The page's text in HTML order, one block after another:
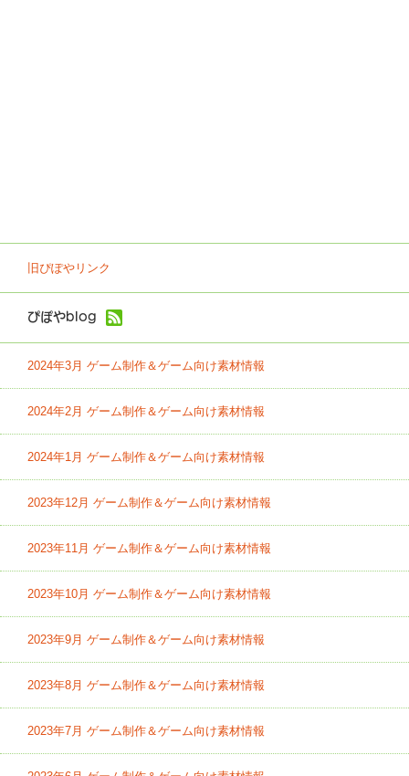
旧ぴぽやリンク
ぴぽやblog
2024年3月 ゲーム制作＆ゲーム向け素材情報
2024年2月 ゲーム制作＆ゲーム向け素材情報
2024年1月 ゲーム制作＆ゲーム向け素材情報
2023年12月 ゲーム制作＆ゲーム向け素材情報
2023年11月 ゲーム制作＆ゲーム向け素材情報
2023年10月 ゲーム制作＆ゲーム向け素材情報
2023年9月 ゲーム制作＆ゲーム向け素材情報
2023年8月 ゲーム制作＆ゲーム向け素材情報
2023年7月 ゲーム制作＆ゲーム向け素材情報